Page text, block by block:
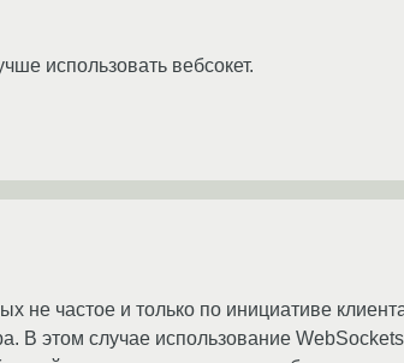
использовать вебсокет.
частое и только по инициативе
В этом случае использование